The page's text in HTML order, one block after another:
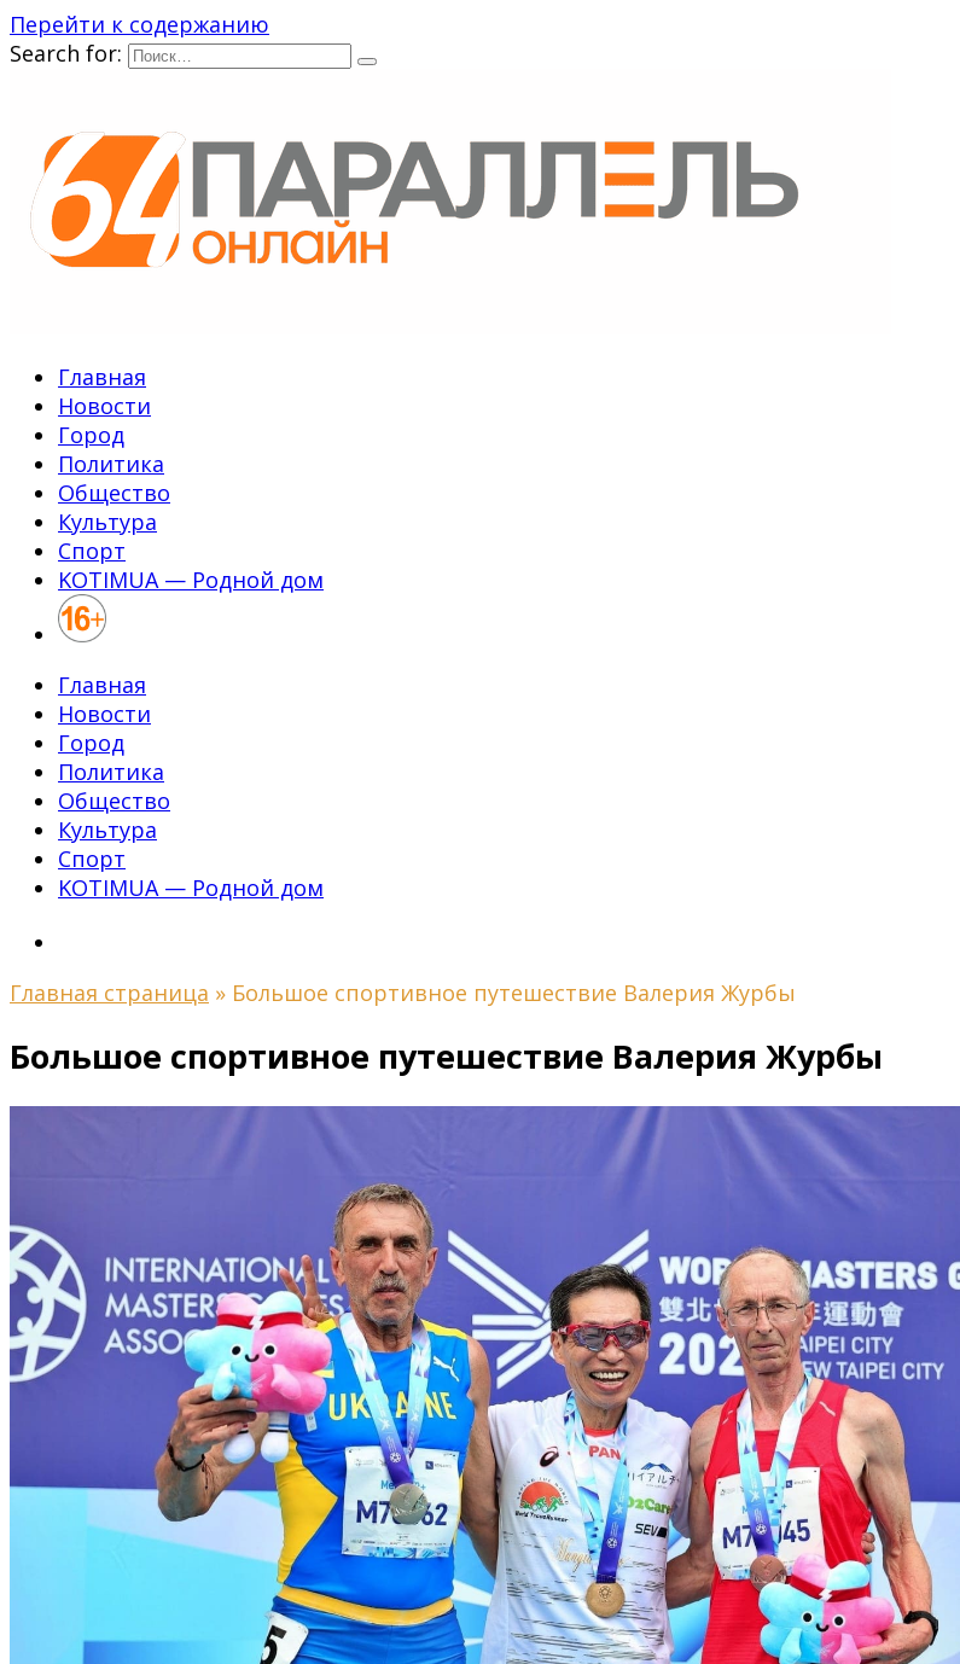
Перейти к содержанию
Search for:
Главная
Новости
Город
Политика
Общество
Культура
Спорт
KOTIMUA — Родной дом
Главная
Новости
Город
Политика
Общество
Культура
Спорт
KOTIMUA — Родной дом
Главная страница » Большое спортивное путешествие Валерия Журбы
Большое спортивное путешествие Валерия Журбы